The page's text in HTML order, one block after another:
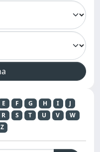
E F G H I
J
R S T U V
W
Z